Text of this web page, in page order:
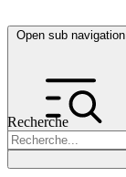
Open sub navigation
Recherche